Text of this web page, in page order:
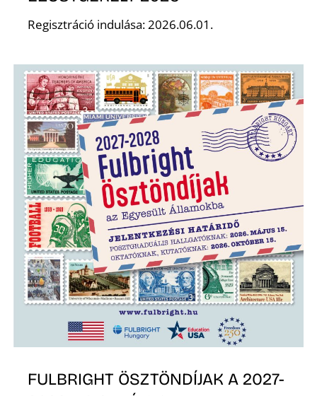
Regisztráció indulása: 2026.06.01.
FULBRIGHT ÖSZTÖNDÍJAK A 2027-